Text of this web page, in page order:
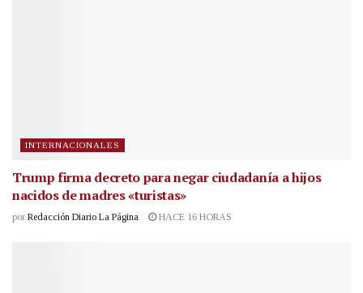
INTERNACIONALES
Trump firma decreto para negar ciudadanía a hijos
nacidos de madres «turistas»
por Redacción Diario La Página HACE 16 HORAS